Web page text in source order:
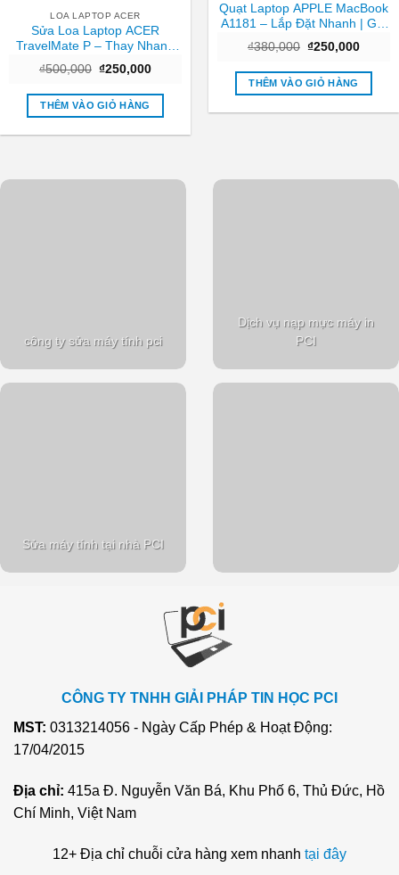
LOA LAPTOP ACER
Sửa Loa Laptop ACER
TravelMate P – Thay Nhanh
Tốt
₫500,000 Giá
là:
₫500,000.
₫250,000Giá
tại
₫250,000.
THÊM VÀO GIỎ HÀNG
Quạt Laptop APPLE MacBook
A1181 – Lắp Đặt Nhanh | Giá
₫380,000 Giá
là:
₫380,000.
₫250,000Giá
tại
THÊM VÀO GIỎ HÀNG
công ty sửa máy tính pci
Dịch vụ nạp mực máy in
PCI
Sửa máy tính tại nhà PCI
CÔNG TY TNHH GIẢI PHÁP TIN HỌC PCI
MST: 0313214056 - Ngày Cấp Phép & Hoạt Động:
17/04/2015
Địa chỉ: 415a Đ. Nguyễn Văn Bá, Khu Phố 6, Thủ Đức, Hồ
Chí Minh, Việt Nam
12+ Địa chỉ chuỗi cửa hàng xem nhanh tại đây